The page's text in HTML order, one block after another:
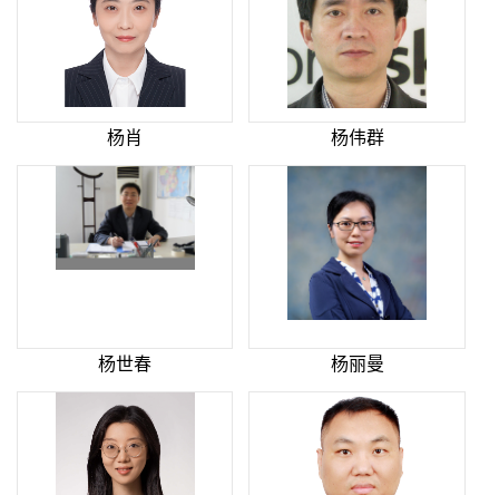
杨肖 杨伟群
杨世春 杨丽曼